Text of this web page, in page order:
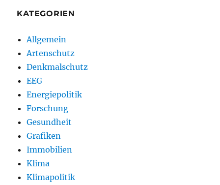
KATEGORIEN
Allgemein
Artenschutz
Denkmalschutz
EEG
Energiepolitik
Forschung
Gesundheit
Grafiken
Immobilien
Klima
Klimapolitik